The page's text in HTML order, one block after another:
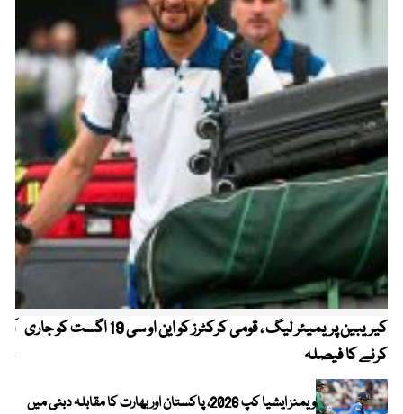
کیریبین پریمیئر لیگ ، قومی کرکٹرز کو این او سی 19 اگست کو جاری
کرنے کا فیصلہ
ویمنز ایشیا کپ 2026، پاکستان اور بھارت کا مقابلہ دبئی میں